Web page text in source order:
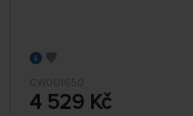
CW001650
4 529 Kč